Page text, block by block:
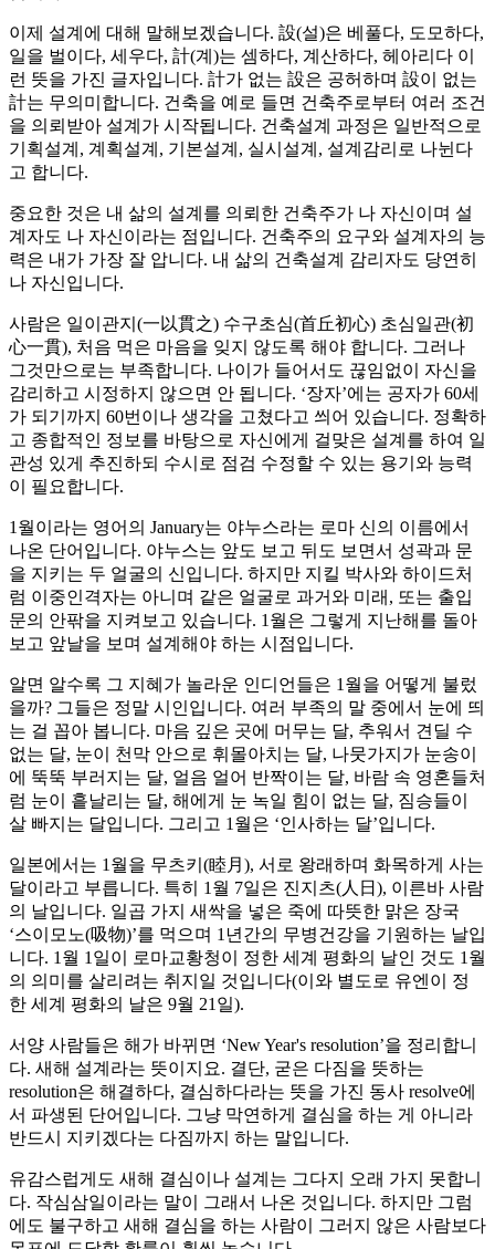
이제 설계에 대해 말해보겠습니다. 設(설)은 베풀다, 도모하다,
일을 벌이다, 세우다, 計(계)는 셈하다, 계산하다, 헤아리다 이
런 뜻을 가진 글자입니다. 計가 없는 設은 공허하며 設이 없는
計는 무의미합니다. 건축을 예로 들면 건축주로부터 여러 조건
을 의뢰받아 설계가 시작됩니다. 건축설계 과정은 일반적으로
기획설계, 계획설계, 기본설계, 실시설계, 설계감리로 나뉜다
고 합니다.
중요한 것은 내 삶의 설계를 의뢰한 건축주가 나 자신이며 설
계자도 나 자신이라는 점입니다. 건축주의 요구와 설계자의 능
력은 내가 가장 잘 압니다. 내 삶의 건축설계 감리자도 당연히
나 자신입니다.
사람은 일이관지(一以貫之) 수구초심(首丘初心) 초심일관(初
心一貫), 처음 먹은 마음을 잊지 않도록 해야 합니다. 그러나
그것만으로는 부족합니다. 나이가 들어서도 끊임없이 자신을
감리하고 시정하지 않으면 안 됩니다. ‘장자’에는 공자가 60세
가 되기까지 60번이나 생각을 고쳤다고 씌어 있습니다. 정확하
고 종합적인 정보를 바탕으로 자신에게 걸맞은 설계를 하여 일
관성 있게 추진하되 수시로 점검 수정할 수 있는 용기와 능력
이 필요합니다.
1월이라는 영어의 January는 야누스라는 로마 신의 이름에서
나온 단어입니다. 야누스는 앞도 보고 뒤도 보면서 성곽과 문
을 지키는 두 얼굴의 신입니다. 하지만 지킬 박사와 하이드처
럼 이중인격자는 아니며 같은 얼굴로 과거와 미래, 또는 출입
문의 안팎을 지켜보고 있습니다. 1월은 그렇게 지난해를 돌아
보고 앞날을 보며 설계해야 하는 시점입니다.
알면 알수록 그 지혜가 놀라운 인디언들은 1월을 어떻게 불렀
을까? 그들은 정말 시인입니다. 여러 부족의 말 중에서 눈에 띄
는 걸 꼽아 봅니다. 마음 깊은 곳에 머무는 달, 추워서 견딜 수
없는 달, 눈이 천막 안으로 휘몰아치는 달, 나뭇가지가 눈송이
에 뚝뚝 부러지는 달, 얼음 얼어 반짝이는 달, 바람 속 영혼들처
럼 눈이 흩날리는 달, 해에게 눈 녹일 힘이 없는 달, 짐승들이
살 빠지는 달입니다. 그리고 1월은 ‘인사하는 달’입니다.
일본에서는 1월을 무츠키(睦月), 서로 왕래하며 화목하게 사는
달이라고 부릅니다. 특히 1월 7일은 진지츠(人日), 이른바 사람
의 날입니다. 일곱 가지 새싹을 넣은 죽에 따뜻한 맑은 장국
‘스이모노(吸物)’를 먹으며 1년간의 무병건강을 기원하는 날입
니다. 1월 1일이 로마교황청이 정한 세계 평화의 날인 것도 1월
의 의미를 살리려는 취지일 것입니다(이와 별도로 유엔이 정
한 세계 평화의 날은 9월 21일).
서양 사람들은 해가 바뀌면 ‘New Year's resolution’을 정리합니
다. 새해 설계라는 뜻이지요. 결단, 굳은 다짐을 뜻하는
resolution은 해결하다, 결심하다라는 뜻을 가진 동사 resolve에
서 파생된 단어입니다. 그냥 막연하게 결심을 하는 게 아니라
반드시 지키겠다는 다짐까지 하는 말입니다.
유감스럽게도 새해 결심이나 설계는 그다지 오래 가지 못합니
다. 작심삼일이라는 말이 그래서 나온 것입니다. 하지만 그럼
에도 불구하고 새해 결심을 하는 사람이 그러지 않은 사람보다